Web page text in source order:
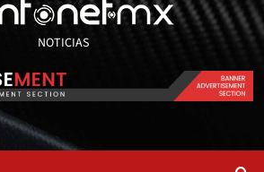
NOTICIAS